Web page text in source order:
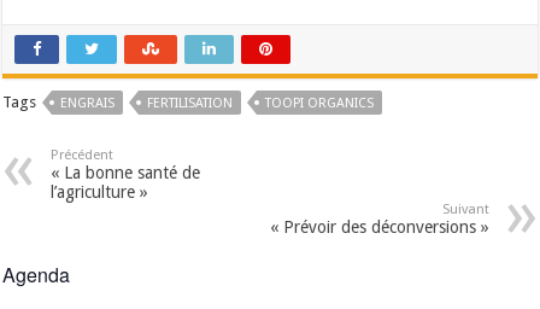
Tags ENGRAIS FERTILISATION TOOPI ORGANICS
Précédent
« La bonne santé de
l’agriculture »
Suivant
« Prévoir des déconversions »
Agenda